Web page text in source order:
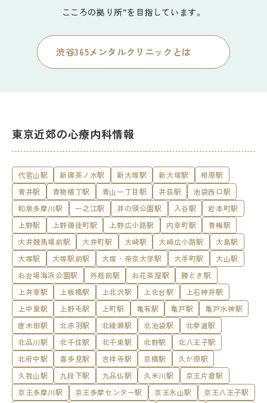
こころの拠り所”を目指しています。
渋谷365メンタルクリニックとは
東京近郊の心療内科情報
代官山駅 新御茶ノ水駅 新大塚駅 新大塚駅
相原駅
青井駅
青物横丁駅 青山一丁目駅 井荻駅
池袋西口駅
和泉多摩川駅
一之江駅 井の頭公園駅 入谷駅
岩本町駅
上野駅
上野御徒町駅 上野広小路駅 内幸町駅
青梅駅
大井競馬場前駅
大井町駅 大崎駅 大崎広小路駅
大島駅
大塚駅
大塚駅前駅 大塚・帝京大学駅 大手町駅
大山駅
お台場海浜公園駅
外苑前駅 お花茶屋駅
勝どき駅
上井草駅
上板橋駅 上北沢駅 上北台駅
上石神井駅
上中里駅
上野毛駅 上町駅 亀有駅 亀戸駅
亀戸水神駅
唐木田駅
北赤羽駅 北綾瀬駅 北池袋駅
北参道駅
北品川駅
北千住駅 北千束駅 北野駅
北八王子駅
北府中駅
喜多見駅 吉祥寺駅 京橋駅
久が原駅
久我山駅
九段下駅 九品仏駅 久米川駅
京王片倉駅
京王多摩川駅
京王多摩センター駅 京王永山駅
京王八王子駅